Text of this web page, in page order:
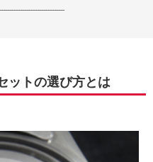
ットの選び方とは